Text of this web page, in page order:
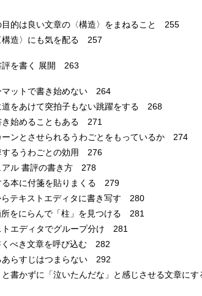
目的は良い文章の〈構造〉をまねること 255
造〉にも気を配る 257
を書く 展開 263
マットで書き始めない 264
道をあけて突拍子もない跳躍をする 268
き始めることもある 271
ーンとさせられるうわごとをもっているか 274
するうわごとの効用 276
アル 書評の書き方 278
本に付箋を貼りまくる 279
テキストエディタに書き写す 280
をにらんで「柱」を見つける 281
エディタでグループ分け 281
べき文章を呼び込む 282
あらすじはつまらない 292
と書かずに「泣いたんだな」と感じさせる文章に